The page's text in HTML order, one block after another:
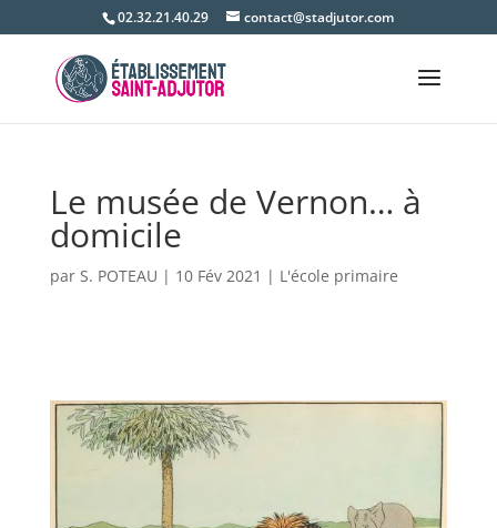
02.32.21.40.29 contact@stadjutor.com
Le musée de Vernon… à
domicile
par S. POTEAU | 10 Fév 2021 | L'école primaire